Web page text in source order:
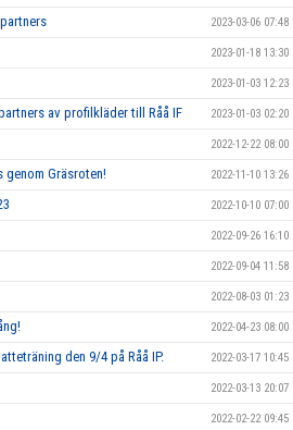
2023-03-06 07:48
2023-01-18 13:30
2023-01-03 12:23
av profilkläder till Råå IF 2023-01-03 02:20
2022-12-22 08:00
Gräsroten! 2022-11-10 13:26
2022-10-10 07:00
2022-09-26 16:10
2022-09-04 11:58
2022-08-03 01:23
2022-04-23 08:00
den 9/4 på Råå IP. 2022-03-17 10:45
2022-03-13 20:07
2022-02-22 09:45